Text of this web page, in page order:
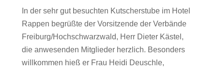
In der sehr gut besuchten Kutscherstube im Hotel
Rappen begrüßte der Vorsitzende der Verbände
Freiburg/Hochschwarzwald, Herr Dieter Kästel,
die anwesenden Mitglieder herzlich. Besonders
willkommen hieß er Frau Heidi Deuschle,